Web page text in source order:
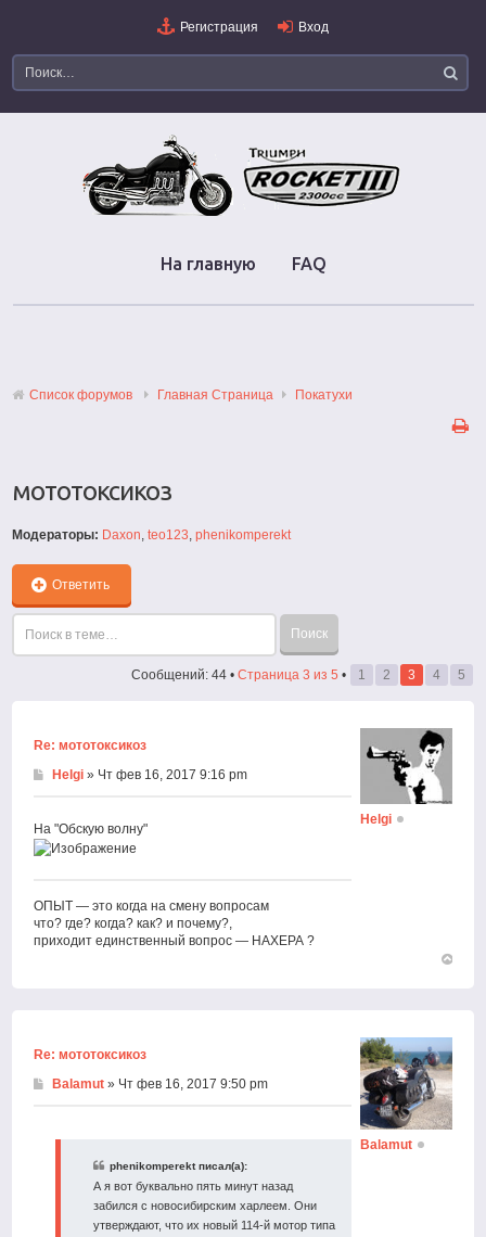
Регистрация Вход
На главную FAQ
Список форумов Главная Страница Покатухи
мототоксикоз
Модераторы: Daxon,teo123,phenikomperekt
Ответить
Сообщений: 44 • Страница 3 из 5 • 1 2 3 4 5
Re: мототоксикоз
Helgi » Чт фев 16, 2017 9:16 pm
На "Обскую волну"
ОПЫТ — это когда на смену вопросам
что? где? когда? как? и почему?,
приходит единственный вопрос — НАХЕРА ?
Helgi
Re: мототоксикоз
Balamut » Чт фев 16, 2017 9:50 pm
phenikomperekt писал(а):
А я вот буквально пять минут назад
забился с новосибирским харлеем. Они
утверждают, что их новый 114-й мотор типа
Balamut